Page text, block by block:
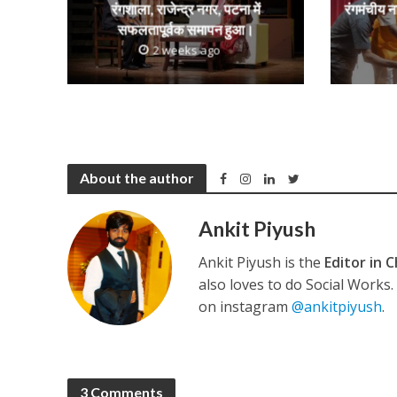
कुलदीप कुमार की
‘शेल्टर होम’ के एक
रंगशाला, राजेन्द्र नगर, पटना में
सफलतापूर्वक समापन हुआ।
2 weeks ago
रंगमंचीय
About the author
Ankit Piyush
Ankit Piyush is the Editor in
also loves to do Social
on instagram@ankitpiyush.
3 Comments